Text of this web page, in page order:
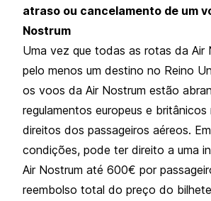
atraso ou cancelamento de um
Nostrum
Uma vez que todas as rotas da Air
pelo menos um destino no Reino
os voos da Air Nostrum estão
regulamentos europeus e
direitos dos passageiros aéreos.
condições, pode ter direito a uma
Air Nostrum até 600€ por
reembolso total do preço do